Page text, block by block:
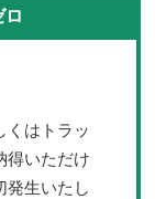
くはトラッ
得いただけ
発生いたし